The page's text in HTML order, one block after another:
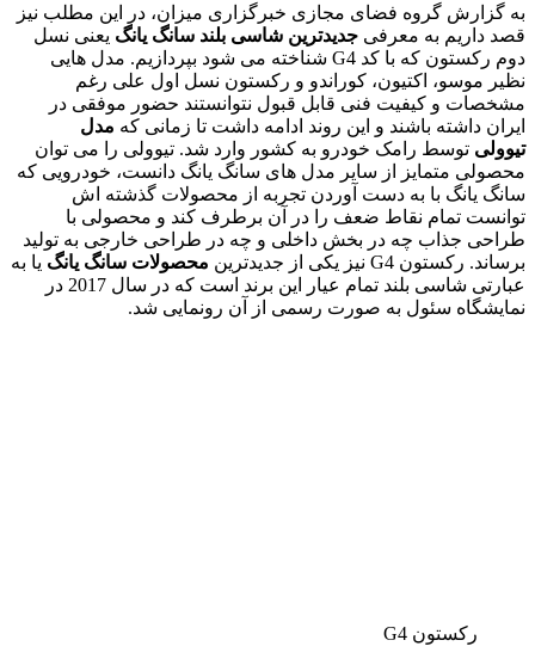
به گزارش گروه فضای مجازی خبرگزاری میزان، در این مطلب نیز
قصد داریم به معرفی جدیدترین شاسی بلند سانگ یانگ یعنی نسل
دوم رکستون که با کد G4 شناخته می شود بپردازیم. مدل هایی
نظیر موسو، اکتیون، کوراندو و رکستون نسل اول علی رغم
مشخصات و کیفیت فنی قابل قبول نتوانستند حضور موفقی در
ایران داشته باشند و این روند ادامه داشت تا زمانی که مدل
تیوولی توسط رامک خودرو به کشور وارد شد. تیوولی را می توان
محصولی متمایز از سایر مدل های سانگ یانگ دانست، خودرویی که
سانگ یانگ با به دست آوردن تجربه از محصولات گذشته اش
توانست تمام نقاط ضعف را در آن برطرف کند و محصولی با
طراحی جذاب چه در بخش داخلی و چه در طراحی خارجی به تولید
برساند. رکستون G4 نیز یکی از جدیدترین
محصولات سانگ یانگ یا به
عبارتی شاسی بلند تمام عیار این برند است که در سال 2017 در
نمایشگاه سئول به صورت رسمی از آن رونمایی شد.
رکستون G4